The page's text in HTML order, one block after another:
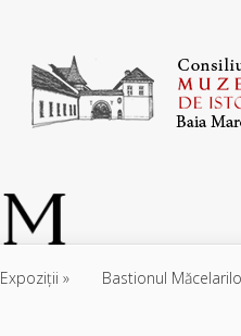
Expoziţii Bastionul